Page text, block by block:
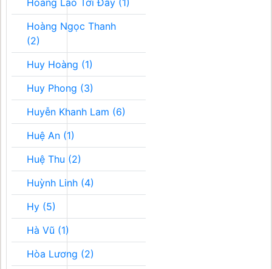
Hoàng Lão Tới Đây (1)
Hoàng Ngọc Thanh
(2)
Huy Hoàng (1)
Huy Phong (3)
Huyễn Khanh Lam (6)
Huệ An (1)
Huệ Thu (2)
Huỳnh Linh (4)
Hy (5)
Hà Vũ (1)
Hòa Lương (2)